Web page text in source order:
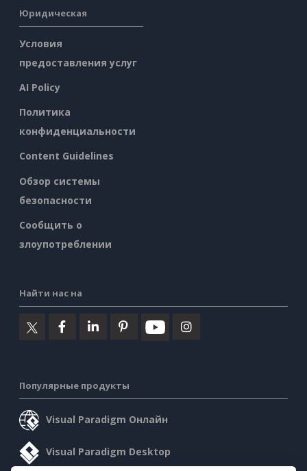
Юридическая
Условия
предоставления услуг
AI Policy
Политика
конфиденциальности
Content Guidelines
Обзор системы
безопасности
Сообщить о
злоупотреблении
Найти нас на
Популярные продукты
Visual Paradigm Онлайн
Visual Paradigm Desktop